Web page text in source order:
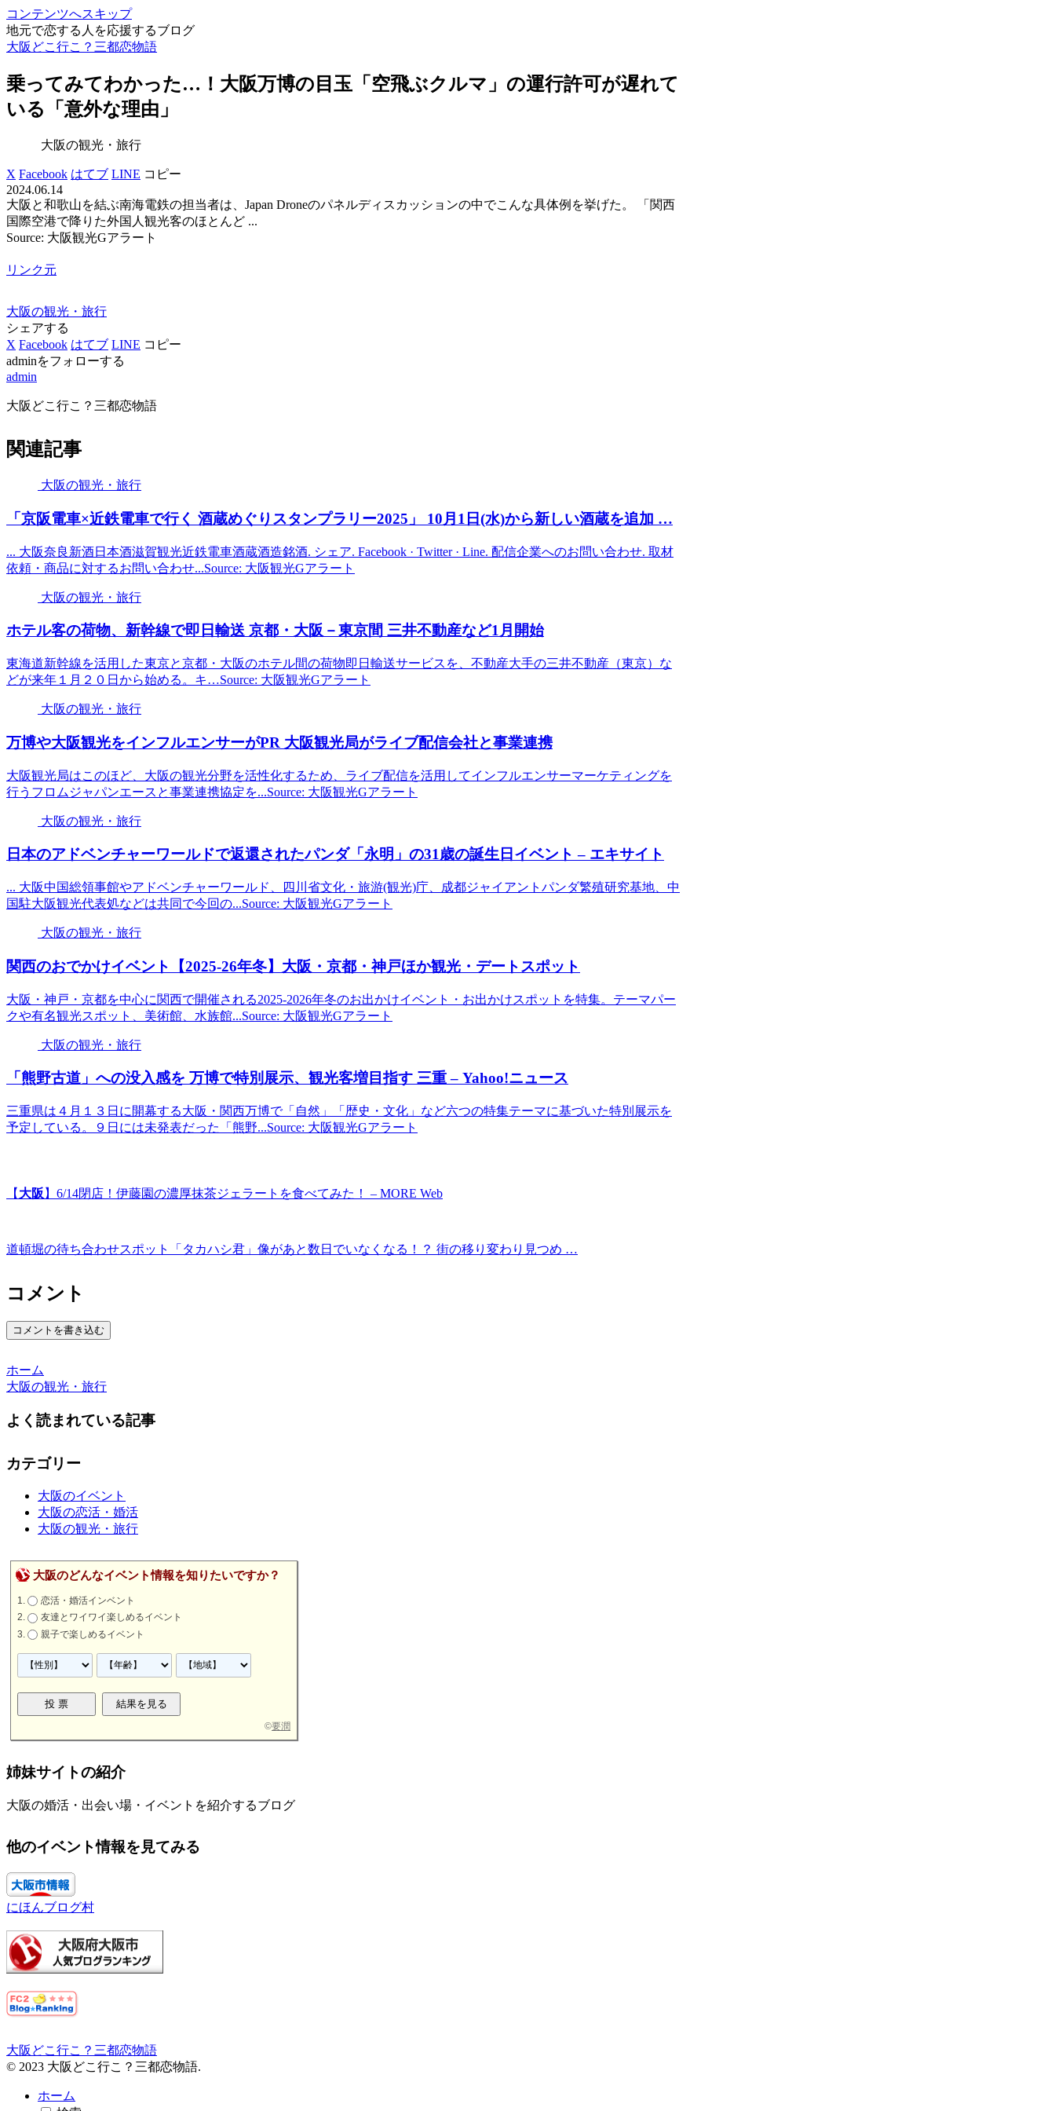
コンテンツへスキップ
地元で恋する人を応援するブログ
大阪どこ行こ？三都恋物語
乗ってみてわかった…！ 大阪万博の目玉「空飛ぶクルマ」の運行許可が遅れて
いる「意外な理由」
大阪の観光・旅行
X Facebook はてブ LINE コピー
2024.06.14
大阪と和歌山を結ぶ南海電鉄の担当者は、Japan Droneのパネルディスカッションの中でこんな具体例を挙げた。 「関西
国際空港で降りた外国人観光客のほとんど ...
Source: 大阪観光Gアラート
リンク元
大阪の観光・旅行
シェアする
X Facebook はてブ LINE コピー
adminをフォローする
admin
大阪どこ行こ？三都恋物語
関連記事
大阪の観光・旅行
「京阪電車×近鉄電車で行く 酒蔵めぐりスタンプラリー2025」 10月1日(水)から新しい酒蔵を追加 …
... 大阪奈良新酒日本酒滋賀観光近鉄電車酒蔵酒造銘酒. シェア. Facebook · Twitter · Line. 配信企業へのお問い合わせ. 取材
依頼・商品に対するお問い合わせ...Source: 大阪観光Gアラート
大阪の観光・旅行
ホテル客の荷物、新幹線で即日輸送 京都・ 大阪 －東京間 三井不動産など1月開始
東海道新幹線を活用した東京と京都・大阪のホテル間の荷物即日輸送サービスを、不動産大手の三井不動産（東京）な
どが来年１月２０日から始める。キ…Source: 大阪観光Gアラート
大阪の観光・旅行
万博や大阪観光をインフルエンサーがPR 大阪観光局がライブ配信会社と事業連携
大阪観光局はこのほど、大阪の観光分野を活性化するため、ライブ配信を活用してインフルエンサーマーケティングを
行うフロムジャパンエースと事業連携協定を...Source: 大阪観光Gアラート
大阪の観光・旅行
日本のアドベンチャーワールドで返還されたパンダ「永明」の31歳の誕生日イベント – エキサイト
... 大阪中国総領事館やアドベンチャーワールド、四川省文化・旅游(観光)庁、成都ジャイアントパンダ繁殖研究基地、中
国駐大阪観光代表処などは共同で今回の...Source: 大阪観光Gアラート
大阪の観光・旅行
関西のおでかけイベント【2025-26年冬】 大阪 ・京都・神戸ほか観光 ・デートスポット
大阪・神戸・京都を中心に関西で開催される2025-2026年冬のお出かけイベント・お出かけスポットを特集。テーマパー
クや有名観光スポット、美術館、水族館...Source: 大阪観光Gアラート
大阪の観光・旅行
「熊野古道」への没入感を 万博で特別展示、 観光客増目指す 三重 – Yahoo!ニュース
三重県は４月１３日に開幕する大阪・関西万博で「自然」「歴史・文化」など六つの特集テーマに基づいた特別展示を
予定している。９日には未発表だった「熊野...Source: 大阪観光Gアラート
【 大阪 】6/14閉店！伊藤園の濃厚抹茶ジェラートを食べてみた！ – MORE Web
道頓堀の待ち合わせスポット「タカハシ君」像があと数日でいなくなる！？ 街の移り変わり見つめ …
コメント
コメントを書き込む
ホーム
大阪の観光・旅行
よく読まれている記事
カテゴリー
大阪のイベント
大阪の恋活・婚活
大阪の観光・旅行
大阪のどんなイベント情報を知りたいですか？
恋活・婚活インベント
友達とワイワイ楽しめるイベント
親子で楽しめるイベント
©要潤
姉妹サイトの紹介
大阪の婚活・出会い場・イベントを紹介するブログ
他のイベント情報を見てみる
にほんブログ村
大阪どこ行こ？三都恋物語
© 2023 大阪どこ行こ？三都恋物語.
ホーム